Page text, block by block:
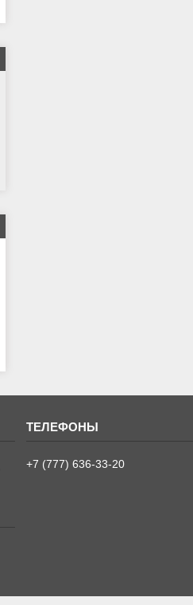
+7 (777) 636-33-20